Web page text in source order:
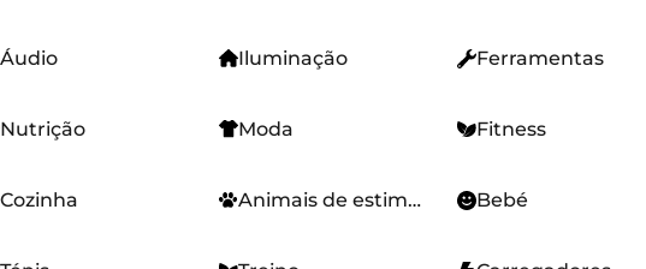
Áudio Iluminação Ferramentas
Nutrição Moda Fitness
Cozinha Animais de estimação Bebé